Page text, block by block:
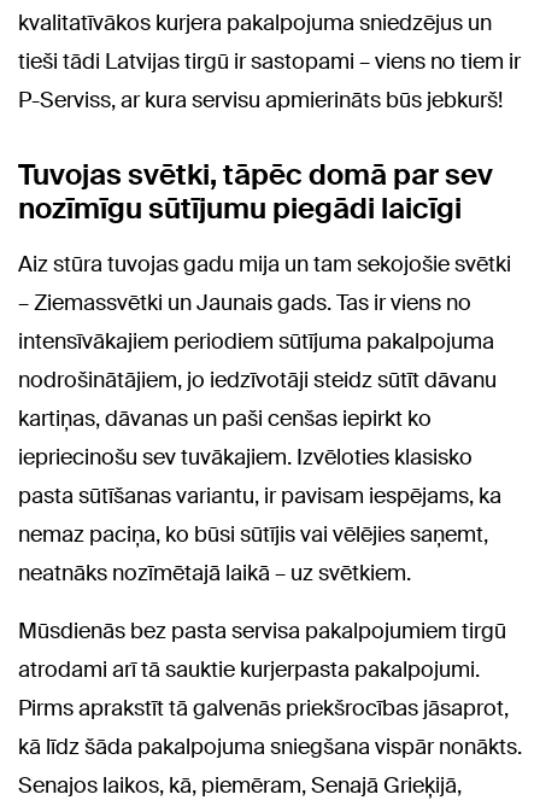
kvalitatīvākos kurjera pakalpojuma sniedzējus un
tieši tādi Latvijas tirgū ir sastopami – viens no tiem ir
P-Serviss, ar kura servisu apmierināts būs jebkurš!
Tuvojas svētki, tāpēc domā par sev
nozīmīgu sūtījumu piegādi laicīgi
Aiz stūra tuvojas gadu mija un tam sekojošie svētki
– Ziemassvētki un Jaunais gads. Tas ir viens no
intensīvākajiem periodiem sūtījuma pakalpojuma
nodrošinātājiem, jo iedzīvotāji steidz sūtīt dāvanu
kartiņas, dāvanas un paši cenšas iepirkt ko
iepriecinošu sev tuvākajiem. Izvēloties klasisko
pasta sūtīšanas variantu, ir pavisam iespējams, ka
nemaz paciņa, ko būsi sūtījis vai vēlējies saņemt,
neatnāks nozīmētajā laikā – uz svētkiem.
Mūsdienās bez pasta servisa pakalpojumiem tirgū
atrodami arī tā sauktie kurjerpasta pakalpojumi.
Pirms aprakstīt tā galvenās priekšrocības jāsaprot,
kā līdz šāda pakalpojuma sniegšana vispār nonākts.
Senajos laikos, kā, piemēram, Senajā Grieķijā,